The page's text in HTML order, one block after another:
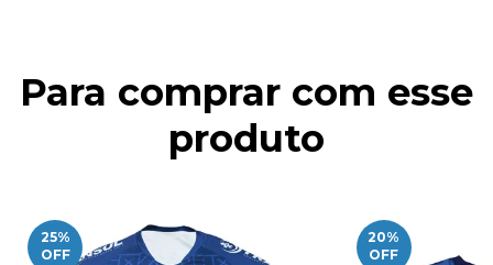
Para comprar com esse
produto
25%
OFF
20%
OFF